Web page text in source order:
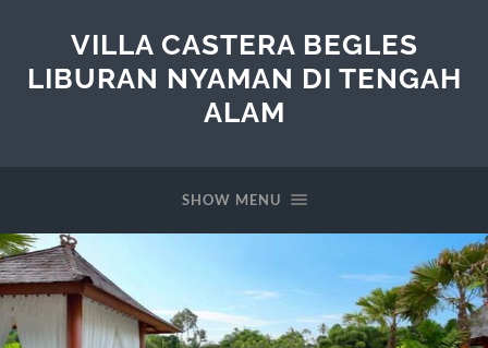
VILLA CASTERA BEGLES
LIBURAN NYAMAN DI TENGAH
ALAM
SHOW MENU